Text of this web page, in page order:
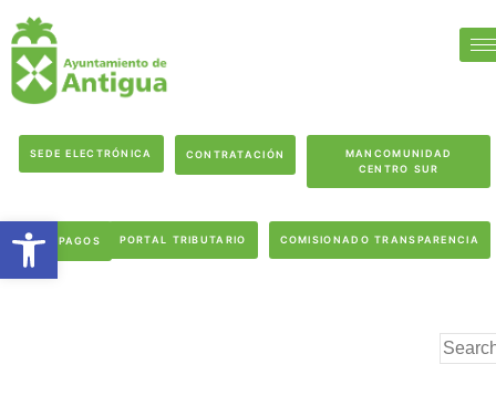
SEDE ELECTRÓNICA CONTRATACIÓN
MANCOMUNIDAD
CENTRO SUR
PAGOS PORTAL TRIBUTARIO COMISIONADO TRANSPARENCIA
Abrir barra de herramientas